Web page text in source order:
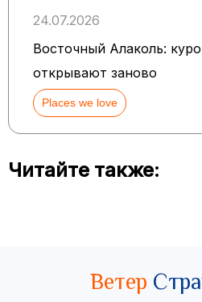
24.07.2026
Восточный Алаколь:
открывают заново
Places we love
Читайте также:
Ветер